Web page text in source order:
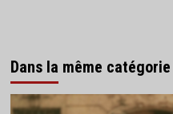
Dans la même catégorie